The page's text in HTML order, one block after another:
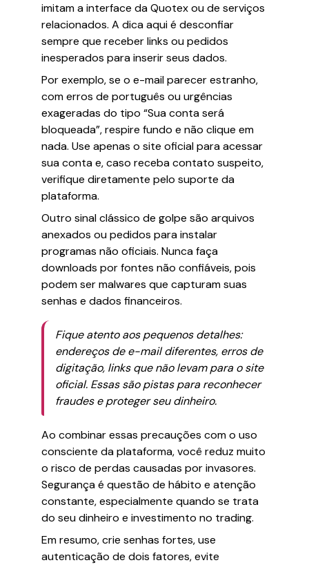
imitam a interface da Quotex ou de serviços
relacionados. A dica aqui é desconfiar
sempre que receber links ou pedidos
inesperados para inserir seus dados.
Por exemplo, se o e-mail parecer estranho,
com erros de português ou urgências
exageradas do tipo “Sua conta será
bloqueada”, respire fundo e não clique em
nada. Use apenas o site oficial para acessar
sua conta e, caso receba contato suspeito,
verifique diretamente pelo suporte da
plataforma.
Outro sinal clássico de golpe são arquivos
anexados ou pedidos para instalar
programas não oficiais. Nunca faça
downloads por fontes não confiáveis, pois
podem ser malwares que capturam suas
senhas e dados financeiros.
Fique atento aos pequenos detalhes:
endereços de e-mail diferentes, erros de
digitação, links que não levam para o site
oficial. Essas são pistas para reconhecer
fraudes e proteger seu dinheiro.
Ao combinar essas precauções com o uso
consciente da plataforma, você reduz muito
o risco de perdas causadas por invasores.
Segurança é questão de hábito e atenção
constante, especialmente quando se trata
do seu dinheiro e investimento no trading.
Em resumo, crie senhas fortes, use
autenticação de dois fatores, evite